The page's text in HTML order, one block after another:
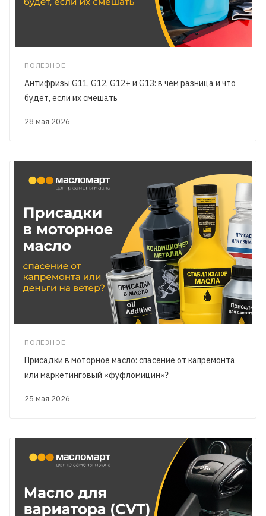
ПОЛЕЗНОЕ
28 мая 2026
Антифризы G11, G12, G12+ и G13: в чем разница и что
будет, если их смешать
ПОЛЕЗНОЕ
25 мая 2026
Присадки в моторное масло: спасение от капремонта
или маркетинговый «фуфломицин»?